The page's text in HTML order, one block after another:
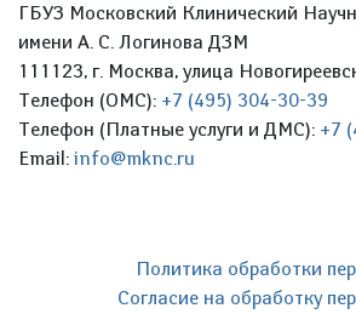
ГБУЗ Московский Клинический
имени А. С. Логинова ДЗМ
111123, г. Москва, улица
Телефон (ОМС): +7 (495) 304-30-39
Телефон (Платные услуги и ДМС): +7
Email: info@mknc.ru
Политика обработки
Согласие на обработку